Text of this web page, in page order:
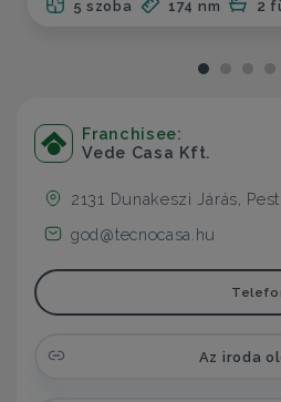
5 szoba 174 nm 2
Franchisee:
Vede Casa Kft.
2131 Dunakeszi Járás,
god@tecnocasa.hu
Az iroda